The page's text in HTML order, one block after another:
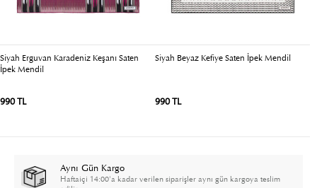
Erguvan Karadeniz Keşanı Saten
Mendil
TL
Siyah Beyaz Kefiye Saten İpek Mendil
990 TL
Aynı Gün Kargo
Haftaiçi 14:00'a kadar verilen siparişler aynı gün kargoya teslim